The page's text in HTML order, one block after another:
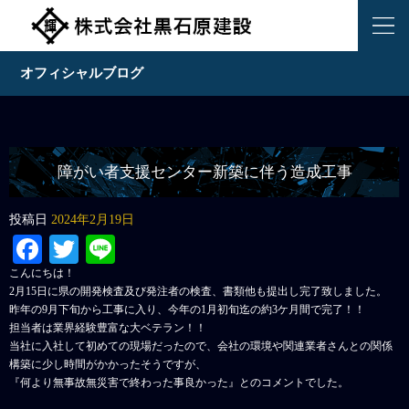
オフィシャルブログ
障がい者支援センター新築に伴う造成工事
投稿日 2024年2月19日
Facebook
Twitter
こんにちは！
2月15日に県の開発検査及び発注者の検査、書類他も提出し完了致しました。
昨年の9月下旬から工事に入り、今年の1月初旬迄の約3ケ月間で完了！！
担当者は業界経験豊富な大ベテラン！！
当社に入社して初めての現場だったので、会社の環境や関連業者さんとの関係
構築に少し時間がかかったそうですが、
『何より無事故無災害で終わった事良かった』とのコメントでした。